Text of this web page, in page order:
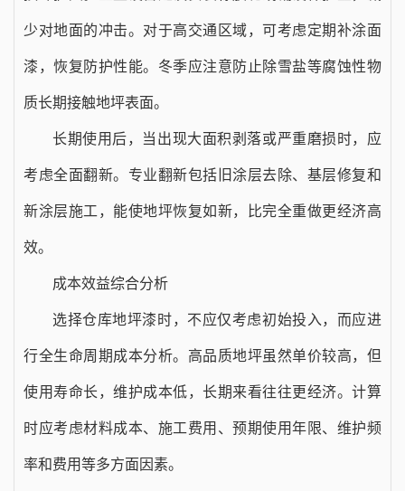
少对地面的冲击。对于高交通区域，可考虑定期补涂面
漆，恢复防护性能。冬季应注意防止除雪盐等腐蚀性物
质长期接触地坪表面。
长期使用后，当出现大面积剥落或严重磨损时，应
考虑全面翻新。专业翻新包括旧涂层去除、基层修复和
新涂层施工，能使地坪恢复如新，比完全重做更经济高
效。
成本效益综合分析
选择仓库地坪漆时，不应仅考虑初始投入，而应进
行全生命周期成本分析。高品质地坪虽然单价较高，但
使用寿命长，维护成本低，长期来看往往更经济。计算
时应考虑材料成本、施工费用、预期使用年限、维护频
率和费用等多方面因素。